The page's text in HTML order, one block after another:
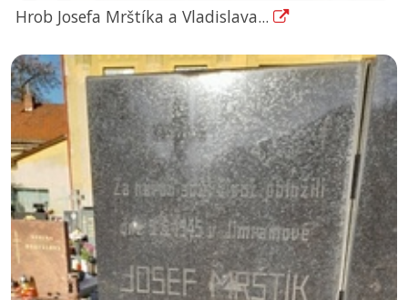
Hrob Josefa Mrštíka a Vladislava...